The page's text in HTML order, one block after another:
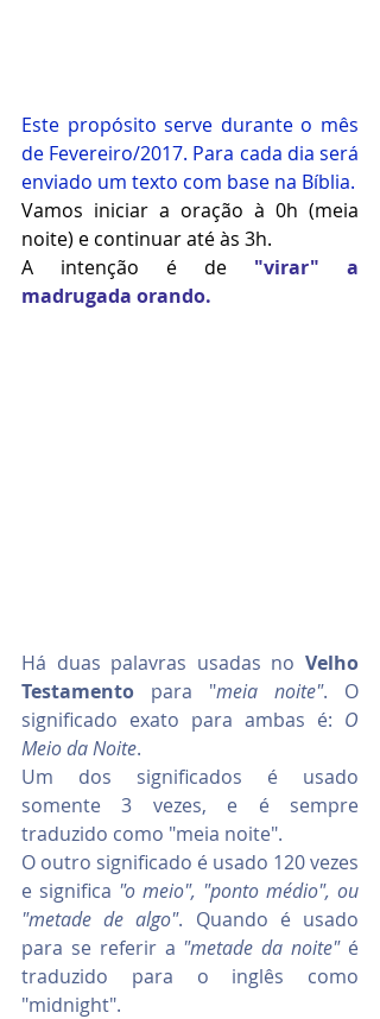
Este propósito serve durante o mês
de Fevereiro/2017. Para cada dia será
enviado um texto com base na Bíblia.
Vamos iniciar a oração à 0h (meia
noite) e continuar até às 3h.
A intenção é de "virar" a
madrugada orando.
Há duas palavras usadas no Velho
Testamento para "meia noite". O
significado exato para ambas é: O
Meio da Noite.
Um dos significados é usado
somente 3 vezes, e é sempre
traduzido como "meia noite".
O outro significado é usado 120 vezes
e significa "o meio", "ponto médio", ou
"metade de algo". Quando é usado
para se referir a "metade da noite" é
traduzido para o inglês como
"midnight".